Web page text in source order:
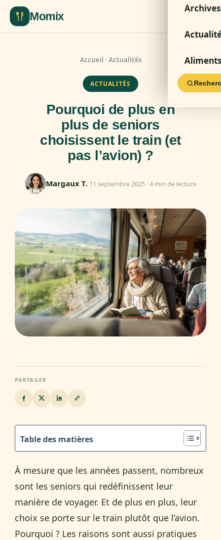
Momix
Archives
Aliments
Accueil · Actualités
ACTUALITÉS
Pourquoi de plus en
plus de seniors
choisissent le train (et
pas l’avion) ?
Margaux T. 11 septembre 2025 · 4 min de lecture
PARTAGER
Table des matières
À mesure que les années passent, nombreux
sont les seniors qui redéfinissent leur
manière de voyager. Et de plus en plus, leur
choix se porte sur le train plutôt que l’avion.
Pourquoi ? Les raisons sont aussi pratiques